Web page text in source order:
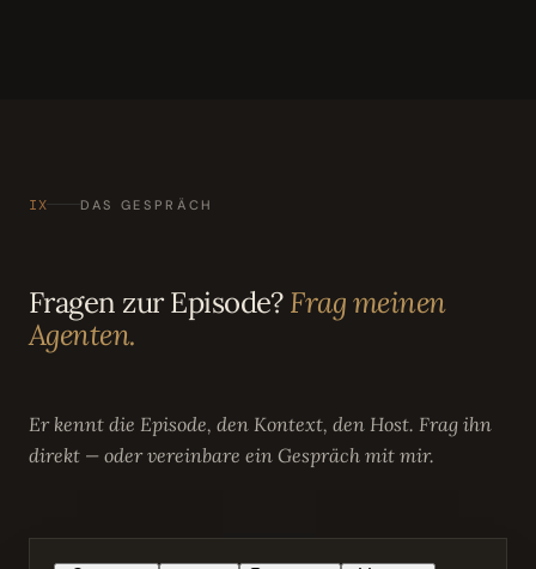
IX DAS GESPRÄCH
Fragen zur Episode?Frag meinen
Agenten.
Er kennt die Episode, den Kontext, den Host. Frag ihn
direkt — oder vereinbare ein Gespräch mit mir.